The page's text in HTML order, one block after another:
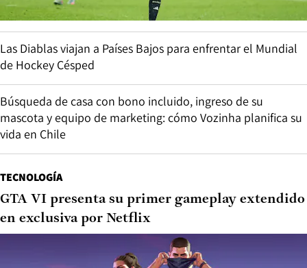
Las Diablas viajan a Países Bajos para enfrentar el Mundial
de Hockey Césped
Búsqueda de casa con bono incluido, ingreso de su
mascota y equipo de marketing: cómo Vozinha planifica su
vida en Chile
TECNOLOGÍA
GTA VI presenta su primer gameplay extendido
en exclusiva por Netflix